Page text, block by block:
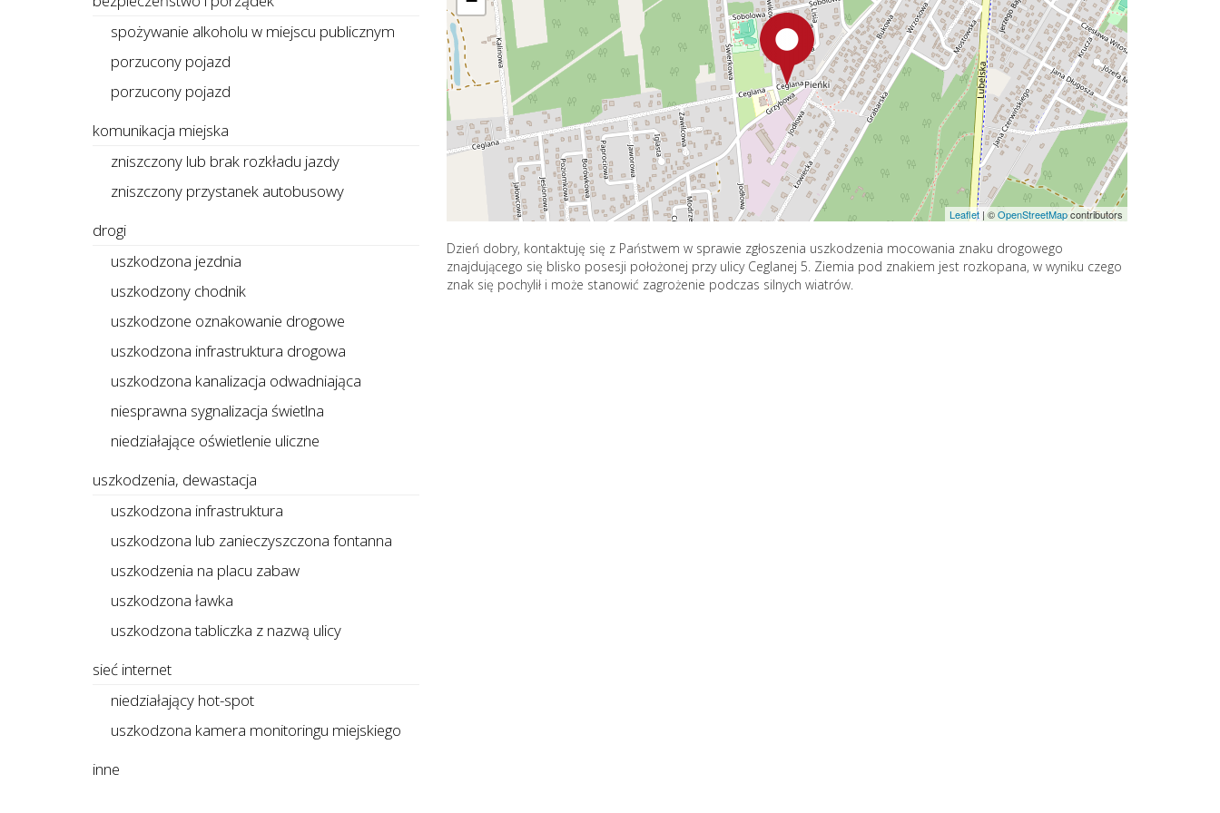
Leaflet |©OpenStreetMapcontributors
Dzień dobry, kontaktuję się z Państwem w sprawie zgłoszenia uszkodzenia mocowania znaku drogowego
znajdującego się blisko posesji położonej przy ulicy Ceglanej 5. Ziemia pod znakiem jest rozkopana, w wyniku czego
znak się pochylił i może stanowić zagrożenie podczas silnych wiatrów.
spożywanie alkoholu w miejscu publicznym
porzucony pojazd
porzucony pojazd
komunikacja miejska
zniszczony lub brak rozkładu jazdy
zniszczony przystanek autobusowy
drogi
uszkodzona jezdnia
uszkodzony chodnik
uszkodzone oznakowanie drogowe
uszkodzona infrastruktura drogowa
uszkodzona kanalizacja odwadniająca
niesprawna sygnalizacja świetlna
niedziałające oświetlenie uliczne
uszkodzenia, dewastacja
uszkodzona infrastruktura
uszkodzona lub zanieczyszczona fontanna
uszkodzenia na placu zabaw
uszkodzona ławka
uszkodzona tabliczka z nazwą ulicy
sieć internet
niedziałający hot-spot
uszkodzona kamera monitoringu miejskiego
inne